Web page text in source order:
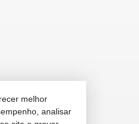
melhor
analisar